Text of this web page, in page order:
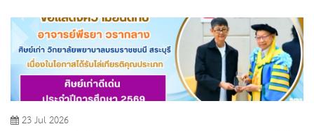
23 Jul 2026